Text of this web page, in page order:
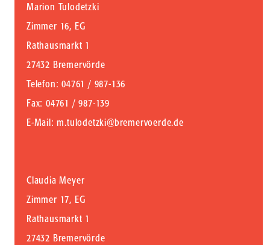
Marion Tulodetzki
Zimmer 16, EG
Rathausmarkt 1
27432 Bremervörde
Telefon: 04761 / 987-136
Fax: 04761 / 987-139
E-Mail:m.tulodetzki@bremervoerde.de
Claudia Meyer
Zimmer 17, EG
Rathausmarkt 1
27432 Bremervörde